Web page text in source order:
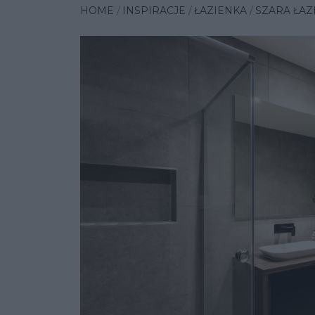
HOME INSPIRACJE ŁAZIENKA SZARA